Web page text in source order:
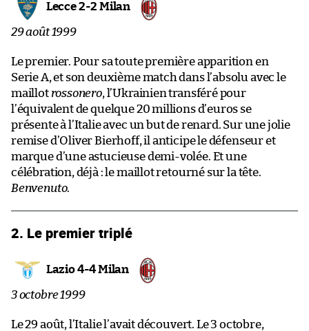
Lecce 2-2 Milan
29 août 1999
Le premier. Pour sa toute première apparition en
Serie A, et son deuxième match dans l’absolu avec le
maillot rossonero, l’Ukrainien transféré pour
l’équivalent de quelque 20 millions d’euros se
présente à l’Italie avec un but de renard. Sur une jolie
remise d’Oliver Bierhoff, il anticipe le défenseur et
marque d’une astucieuse demi-volée. Et une
célébration, déjà : le maillot retourné sur la tête.
Benvenuto.
2. Le premier triplé
Lazio 4-4 Milan
3 octobre 1999
Le 29 août, l’Italie l’avait découvert. Le 3 octobre,